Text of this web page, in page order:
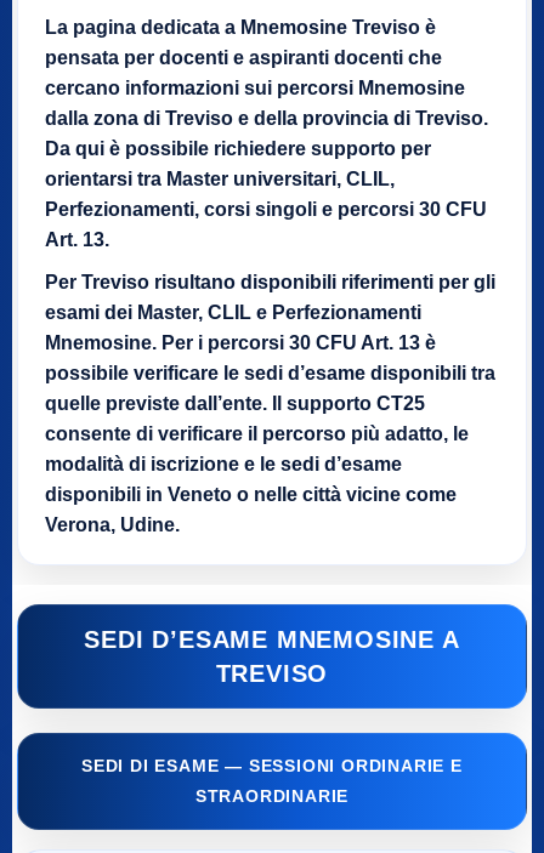
La pagina dedicata a Mnemosine Treviso è
pensata per docenti e aspiranti docenti che
cercano informazioni sui percorsi Mnemosine
dalla zona di Treviso e della provincia di Treviso.
Da qui è possibile richiedere supporto per
orientarsi tra Master universitari, CLIL,
Perfezionamenti, corsi singoli e percorsi 30 CFU
Art. 13.
Per Treviso risultano disponibili riferimenti per gli
esami dei Master, CLIL e Perfezionamenti
Mnemosine. Per i percorsi 30 CFU Art. 13 è
possibile verificare le sedi d’esame disponibili tra
quelle previste dall’ente. Il supporto CT25
consente di verificare il percorso più adatto, le
modalità di iscrizione e le sedi d’esame
disponibili in Veneto o nelle città vicine come
Verona, Udine.
SEDI D’ESAME MNEMOSINE A
TREVISO
SEDI DI ESAME — SESSIONI ORDINARIE E
STRAORDINARIE